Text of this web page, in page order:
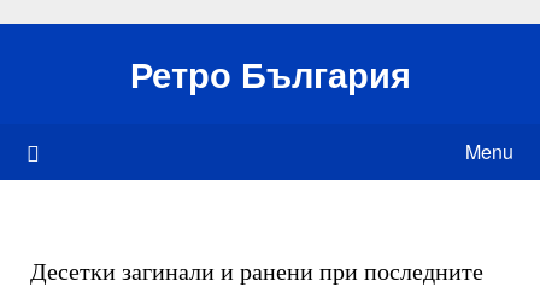
Ретро България
Menu
Десетки загинали и ранени при последните